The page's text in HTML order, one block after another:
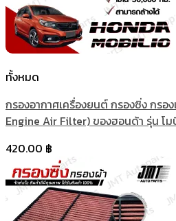
ทั้งหมด
กรองอากาศเครื่องยนต์ กรองซิ่ง กรอ
Engine Air Filter) ของฮอนด้า รุ่น โ
420.00 ฿